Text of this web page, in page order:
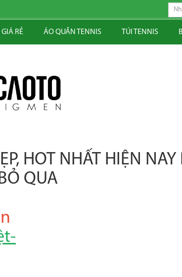
RẺ ÁO QUẦN TENNIS TÚI TENNIS
HOT NHẤT HIỆN
QUA